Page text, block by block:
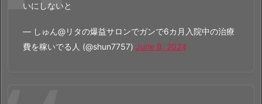
いにしないと
— しゅん@リタの爆益サロンでガンで6カ月入院中の治療
費を稼いでる人 (@shun7757) June 8, 2024